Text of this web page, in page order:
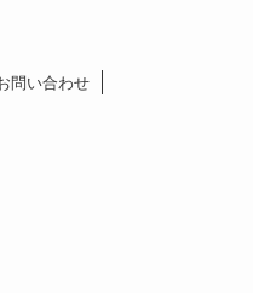
問い合わせ